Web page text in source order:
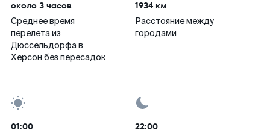
около 3 часов
Среднее время
перелета из
Дюссельдорфа в
Херсон без пересадок
1934 км
Расстояние между
городами
01:00 22:00